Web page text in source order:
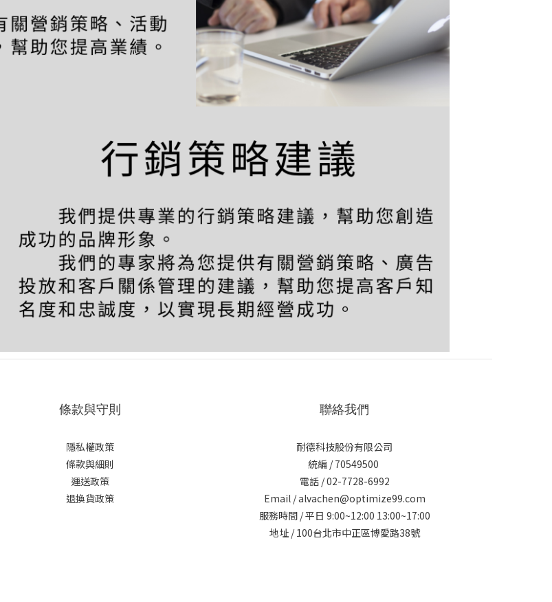
條款與守則
隱私權政策
條款與細則
運送政策
退換貨政策
聯絡我們
耐德科技股份有限公司
統編 / 70549500
電話 / 02-7728-6992
Email / alvachen@optimize99.com
服務時間 / 平日 9:00~12:00 13:00~17:00
地址 / 100台北市中正區博愛路38號